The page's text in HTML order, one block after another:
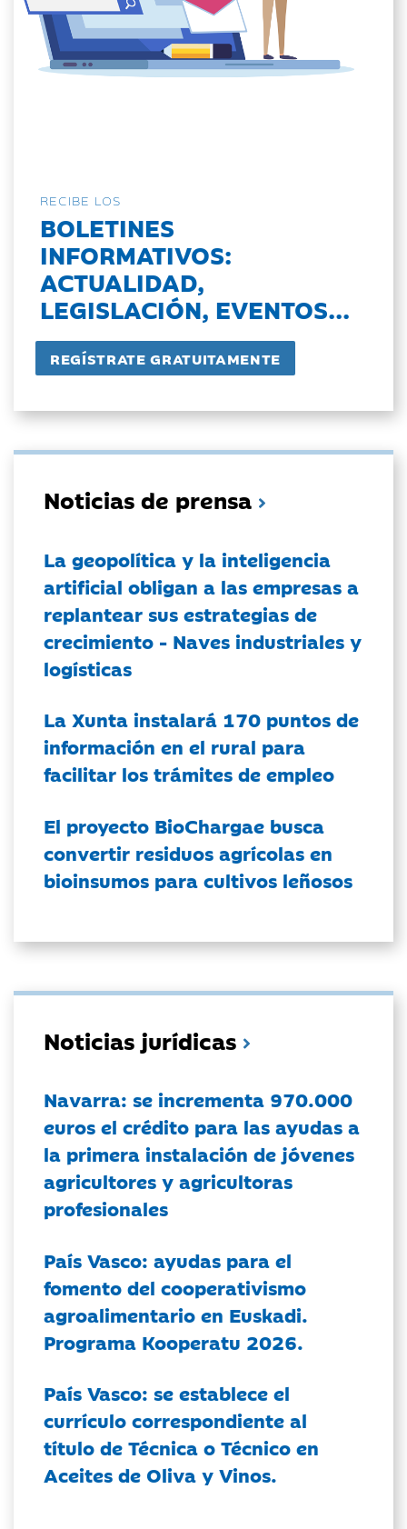
RECIBE LOS
BOLETINES
INFORMATIVOS:
ACTUALIDAD,
LEGISLACIÓN, EVENTOS...
Noticias de prensa
La geopolítica y la inteligencia
artificial obligan a las empresas a
replantear sus estrategias de
crecimiento - Naves industriales y
logísticas
La Xunta instalará 170 puntos de
información en el rural para
facilitar los trámites de empleo
El proyecto BioChargae busca
convertir residuos agrícolas en
bioinsumos para cultivos leñosos
Noticias jurídicas
Navarra: se incrementa 970.000
euros el crédito para las ayudas a
la primera instalación de jóvenes
agricultores y agricultoras
profesionales
País Vasco: ayudas para el
fomento del cooperativismo
agroalimentario en Euskadi.
Programa Kooperatu 2026.
País Vasco: se establece el
currículo correspondiente al
título de Técnica o Técnico en
Aceites de Oliva y Vinos.